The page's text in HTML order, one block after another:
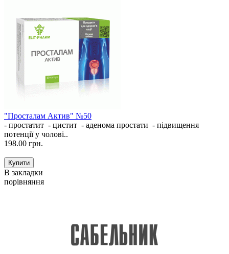
"Просталам Актив" №50
- простатит - цистит - аденома простати - підвищення
потенції у чолові..
198.00 грн.
В закладки
порівняння